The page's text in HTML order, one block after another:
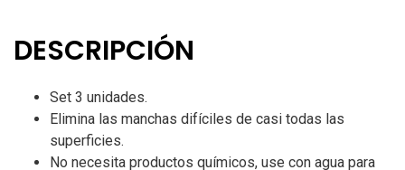
DESCRIPCIÓN
Set 3 unidades.
Elimina las manchas difíciles de casi todas las
superficies.
No necesita productos químicos, use con agua para